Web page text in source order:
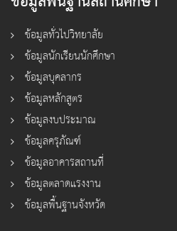
ข้อมูลทั่วไปวิทยาลัย
ข้อมูลนักเรียนนักศึกษา
ข้อมูลบุคลากร
ข้อมูลหลักสูตร
ข้อมูลงบประมาณ
ข้อมูลครุภัณฑ์
ข้อมูลอาคารสถานที่
ข้อมูลตลาดแรงงาน
ข้อมูลพื้นฐานจังหวัด